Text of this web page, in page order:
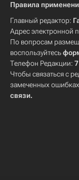
Правила
Главный редактор:
Адрес электронной
По вопросам
воспользуйтесь
Телефон Редакции:
Чтобы связаться с
замеченных
связи.